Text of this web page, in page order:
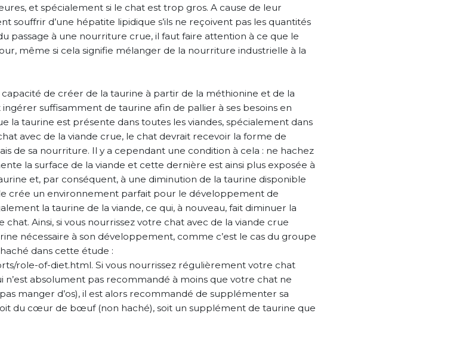
et spécialement si le chat est trop gros. A cause de leur
souffrir d’une hépatite lipidique s’ils ne reçoivent pas les quantités
passage à une nourriture crue, il faut faire attention à ce que le
même si cela signifie mélanger de la nourriture industrielle à la
capacité de créer de la taurine à partir de la méthionine et de la
suffisamment de taurine afin de pallier à ses besoins en
la taurine est présente dans toutes les viandes, spécialement dans
avec de la viande crue, le chat devrait recevoir la forme de
de sa nourriture. Il y a cependant une condition à cela : ne hachez
la surface de la viande et cette dernière est ainsi plus exposée à
et, par conséquent, à une diminution de la taurine disponible
crée un environnement parfait pour le développement de
la taurine de la viande, ce qui, à nouveau, fait diminuer la
Ainsi, si vous nourrissez votre chat avec de la viande crue
nécessaire à son développement, comme c’est le cas du groupe
dans cette étude :
role-of-diet.html. Si vous nourrissez régulièrement votre chat
n’est absolument pas recommandé à moins que votre chat ne
manger d’os), il est alors recommandé de supplémenter sa
du cœur de bœuf (non haché), soit un supplément de taurine que